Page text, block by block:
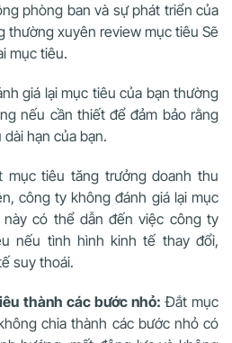
phòng ban và sự phát triển của
thường xuyên review mục tiêu Sẽ
mục tiêu.
giá lại mục tiêu của bạn thường
nếu cần thiết để đảm bảo rằng
hạn của bạn.
mục tiêu tăng trưởng doanh thu
công ty không đánh giá lại mục
có thể dẫn đến việc công ty
nếu tình hình kinh tế thay đổi,
suy thoái.
thành các bước nhỏ:Đắt mục
chia thành các bước nhỏ có